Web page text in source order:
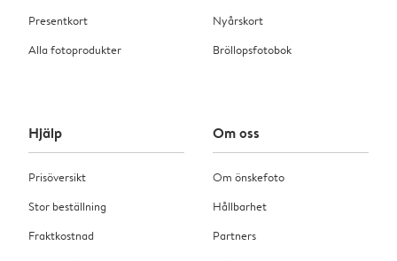
Presentkort
Alla fotoprodukter
Nyårskort
Bröllopsfotobok
Hjälp
Prisöversikt
Stor beställning
Fraktkostnad
Om oss
Om önskefoto
Hållbarhet
Partners